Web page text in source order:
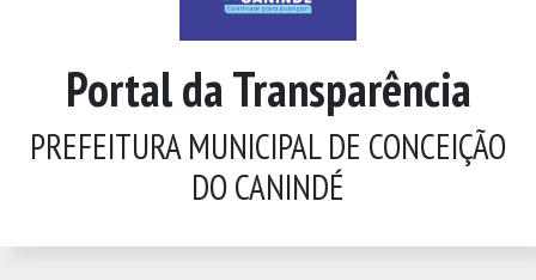
Portal da Transparência
PREFEITURA MUNICIPAL DE CONCEIÇÃO
DO CANINDÉ